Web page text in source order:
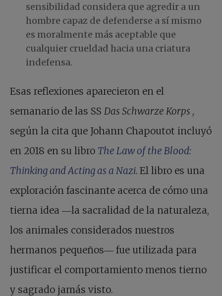
sensibilidad considera que agredir a un
hombre capaz de defenderse a sí mismo
es moralmente más aceptable que
cualquier crueldad hacia una criatura
indefensa.
Esas reflexiones aparecieron en el
semanario de las SS Das Schwarze Korps ,
según la cita que Johann Chapoutot incluyó
en 2018 en su libro The Law of the Blood:
Thinking and Acting as a Nazi. El libro es una
exploración fascinante acerca de cómo una
tierna idea ―la sacralidad de la naturaleza,
los animales considerados nuestros
hermanos pequeños― fue utilizada para
justificar el comportamiento menos tierno
y sagrado jamás visto.